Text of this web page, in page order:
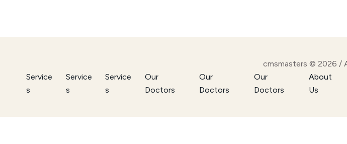
cmsmasters © 2026 /
Service
s
Service
s
Service
s
Our
Doctors
Our
Doctors
Our
Doctors
About
Us